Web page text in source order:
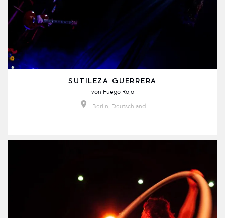
SUTILEZA GUERRERA
von Fuego Rojo
Berlin, Deutschland